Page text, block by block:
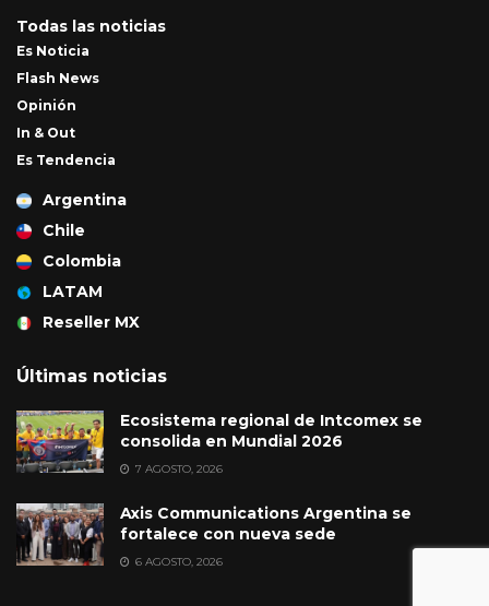
Todas las noticias
Es Noticia
Flash News
Opinión
In & Out
Es Tendencia
Argentina
Chile
Colombia
LATAM
Reseller MX
Últimas noticias
Ecosistema regional de Intcomex se
consolida en Mundial 2026
7 AGOSTO, 2026
Axis Communications Argentina se
fortalece con nueva sede
6 AGOSTO, 2026